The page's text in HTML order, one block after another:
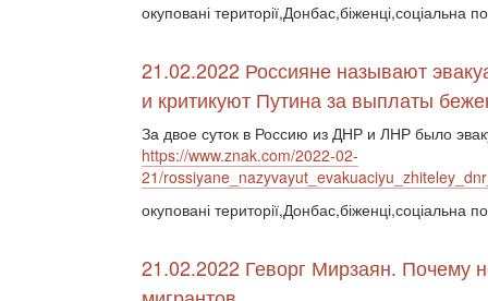
окуповані території,Донбас,біженці,соціальна
21.02.2022 Россияне называют
и критикуют Путина за выплаты
За двое суток в Россию из ДНР и ЛНР было
https://www.znak.com/2022-02-
21/
окуповані території,Донбас,біженці,соціальна
21.02.2022 Геворг Мирзаян. Почему